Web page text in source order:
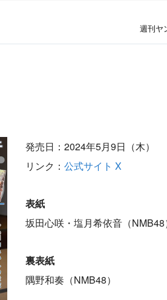
週刊ヤ
発売日：2024年5月9日（木）
リンク：公式サイト X
表紙
坂田心咲・塩月希依音（NMB48
裏表紙
隅野和奏（NMB48）